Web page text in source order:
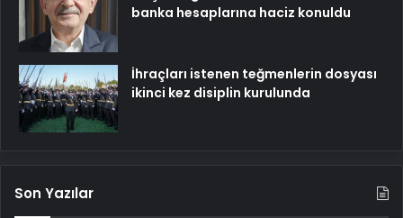
banka hesaplarına haciz konuldu
İhraçları istenen teğmenlerin dosyası
ikinci kez disiplin kurulunda
Son Yazılar